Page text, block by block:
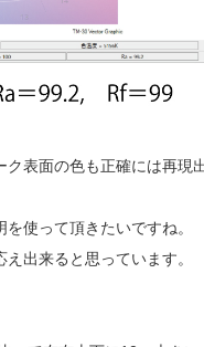
ク表面の色も正確には再現
使って頂きたいですね。
出来ると思っています。